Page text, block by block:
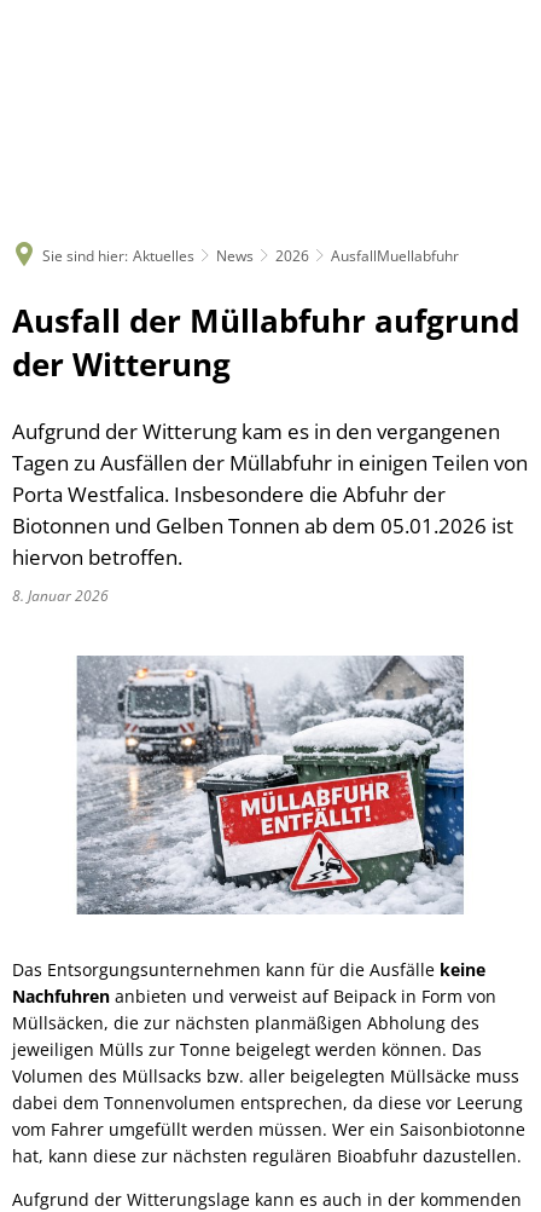
Sie sind hier: Aktuelles News 2026 AusfallMuellabfuhr
Ausfall der Müllabfuhr aufgrund
der Witterung
Aufgrund der Witterung kam es in den vergangenen
Tagen zu Ausfällen der Müllabfuhr in einigen Teilen von
Porta Westfalica. Insbesondere die Abfuhr der
Biotonnen und Gelben Tonnen ab dem 05.01.2026 ist
hiervon betroffen.
8. Januar 2026
Das Entsorgungsunternehmen kann für die Ausfälle keine
Nachfuhren anbieten und verweist auf Beipack in Form von
Müllsäcken, die zur nächsten planmäßigen Abholung des
jeweiligen Mülls zur Tonne beigelegt werden können. Das
Volumen des Müllsacks bzw. aller beigelegten Müllsäcke muss
dabei dem Tonnenvolumen entsprechen, da diese vor Leerung
vom Fahrer umgefüllt werden müssen. Wer ein Saisonbiotonne
hat, kann diese zur nächsten regulären Bioabfuhr dazustellen.
Aufgrund der Witterungslage kann es auch in der kommenden